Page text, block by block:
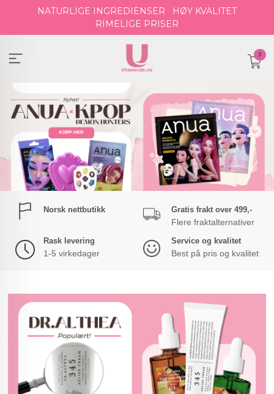
NATURLIGE INGREDIENSER
HØY KVALITET
RIMELIGE PRISER
0
Norsk nettbutikk Gratis frakt over 499,-
Flere fraktalternativer
Rask levering
1-5 virkedager
Service og kvalitet
Best på pris og kvalitet